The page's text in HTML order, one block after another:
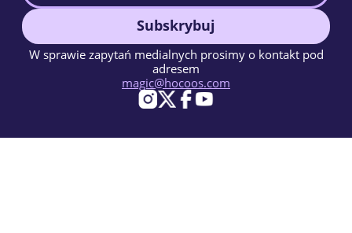
Subskrybuj
W sprawie zapytań medialnych prosimy o kontakt pod
adresem
magic@hocoos.com